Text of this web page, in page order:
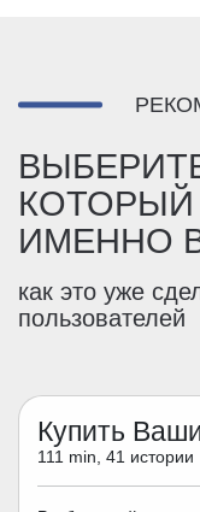
ИМЕННО
как это уже
пользователей
Купить
111 min, 41 истории